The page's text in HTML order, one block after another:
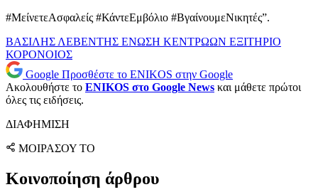
#ΜείνετεΑσφαλείς #ΚάντεΕμβόλιο #ΒγαίνουμεΝικητές”.
ΒΑΣΙΛΗΣ ΛΕΒΕΝΤΗΣ ΕΝΩΣΗ ΚΕΝΤΡΩΩΝ ΕΞΙΤΗΡΙΟ
ΚΟΡΟΝΟΙΟΣ
Google Προσθέστε το ENIKOS στην Google
Ακολουθήστε το ENIKOS στο Google News και μάθετε πρώτοι
όλες τις ειδήσεις.
ΔΙΑΦΗΜΙΣΗ
ΜΟΙΡΑΣΟΥ ΤΟ
Κοινοποίηση άρθρου